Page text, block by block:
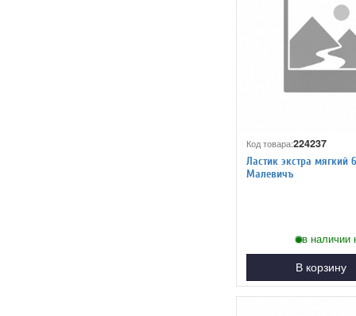
Код товара:224237
Ластик экстра мягкий
Малевичъ
в наличии
В корзину